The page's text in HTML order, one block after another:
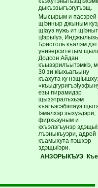
дыкъэзыгъэгугъэщ.
Мысырым и пасэрей
щIэиныр джыным
щIауэ яужь ит
цIэрыIуэ,
Бристоль къалэм дэт
университетым
Додсон Айдан
къызэрилъытэмкIэ,
30 зи кIыхьагъыну
къахута ку
езы пирамидэр
щызэтралъхьэм
къагъэсэбэпауэ
Iэмалхэр зыхуэдэри,
фирхьэуным и
кхъэлэгъунэр
лъэныкъуэри, адрей
къамыхута пэшхэр
здэщыIэри.
АНЗОРЫКЪУЭ